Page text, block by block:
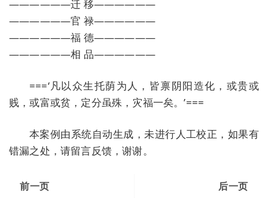
——————迁 移——————
——————官 禄——————
——————福 德——————
——————相 品——————
===‘凡以众生托荫为人，皆禀阴阳造化，或贵或
贱，或富或贫，定分虽殊，灾福一矣。’===
本案例由系统自动生成，未进行人工校正，如果有
错漏之处，请留言反馈，谢谢。
前一页 后一页